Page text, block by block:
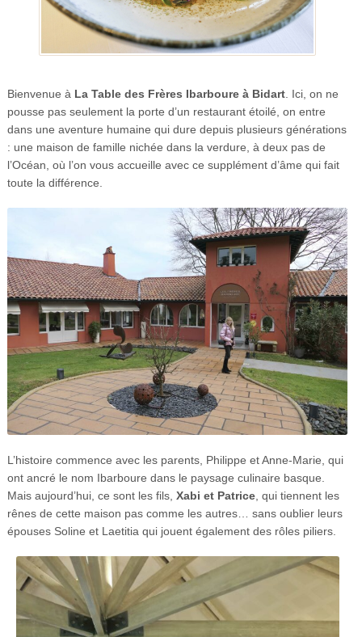
Bienvenue à La Table des Frères Ibarboure à Bidart. Ici, on ne
pousse pas seulement la porte d’un restaurant étoilé, on entre
dans une aventure humaine qui dure depuis plusieurs générations
: une maison de famille nichée dans la verdure, à deux pas de
l’Océan, où l’on vous accueille avec ce supplément d’âme qui fait
toute la différence.
L’histoire commence avec les parents, Philippe et Anne-Marie, qui
ont ancré le nom Ibarboure dans le paysage culinaire basque.
Mais aujourd’hui, ce sont les fils, Xabi et Patrice, qui tiennent les
rênes de cette maison pas comme les autres… sans oublier leurs
épouses Soline et Laetitia qui jouent également des rôles piliers.